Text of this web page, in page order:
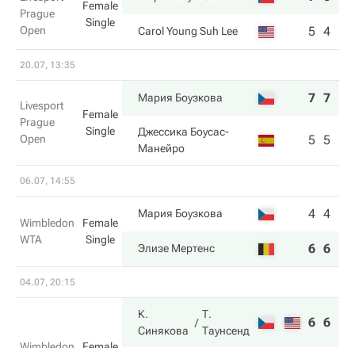
Prague
Open
Female
Single
Carol Young Suh Lee 5 4
20.07, 13:35
Livesport
Prague
Open
Female
Single
Мария Боузкова 7 7
Джессика Боусас-
Манейро
5 5
06.07, 14:55
Wimbledon
WTA
Female
Single
Мария Боузкова 4 4
Элизе Мертенс 6 6
04.07, 20:15
К.
Синякова
Т.
Таунсенд
6 6